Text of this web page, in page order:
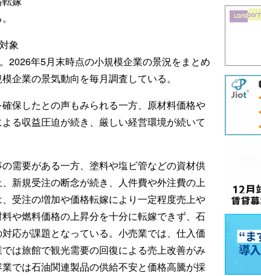
象
2026年5月末時点の小規模企業の景況をまとめ
企業の景気動向を毎月調査している。
保したとの声もみられる一方、原材料価格や
る収益圧迫が続き、厳しい経営環境が続いて
需要がある一方、塗料や塩ビ管などの資材供
新規受注の断念が続き、人件費や外注費の上
受注の増加や価格転嫁により一定程度売上や
や燃料価格の上昇分を十分に転嫁できず、石
応が課題となっている。小売業では、仕入価
は旅館で観光需要の回復による売上改善がみ
では石油関連製品の供給不安と価格高騰が採